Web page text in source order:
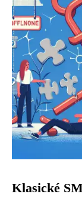
Klasické